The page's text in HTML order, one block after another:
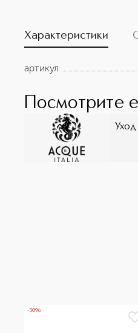
Характеристики
артикул
Посмотрите
Уход
-50%